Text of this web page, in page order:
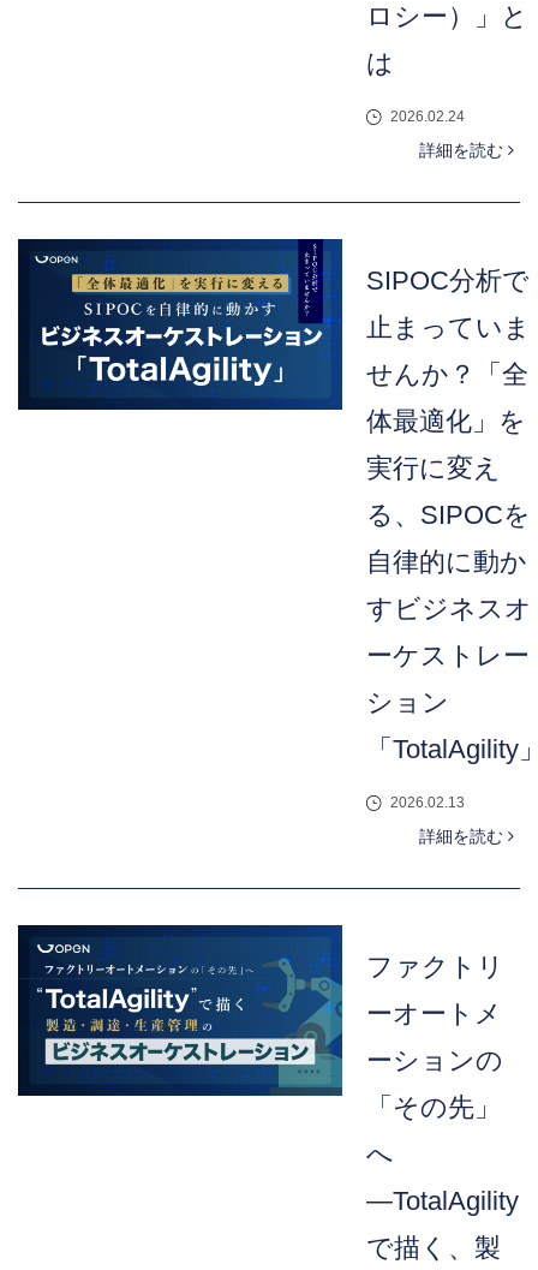
ロシー）」と
は
2026.02.24
詳細を読む
SIPOC分析で
止まっていま
せんか？「全
体最適化」を
実行に変え
る、SIPOCを
自律的に動か
すビジネスオ
ーケストレー
ション
「TotalAgility
2026.02.13
詳細を読む
ファクトリ
ーオートメ
ーションの
「その先」
へ
―TotalAgility
で描く、製